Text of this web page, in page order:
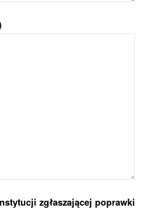
zgłaszającej poprawki